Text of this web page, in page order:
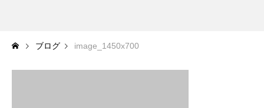
RECRUIT
ブログ image_1450x700